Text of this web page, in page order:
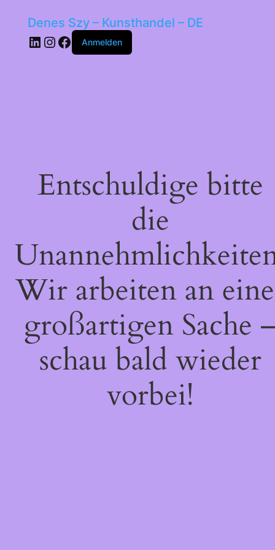
Denes Szy – Kunsthandel – DE
LinkedIn
Instagram
Facebook
Anmelden
Entschuldige bitte
die
Wir arbeiten an
großartigen Sache
schau bald wieder
vorbei!